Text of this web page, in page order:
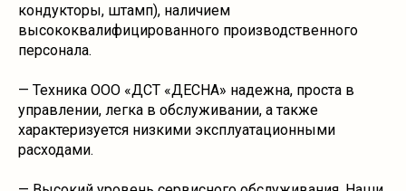
кондукторы, штамп), наличием
высококвалифицированного производственного
персонала.
— Техника ООО «ДСТ «ДЕСНА» надежна, проста в
управлении, легка в обслуживании, а также
характеризуется низкими эксплуатационными
расходами.